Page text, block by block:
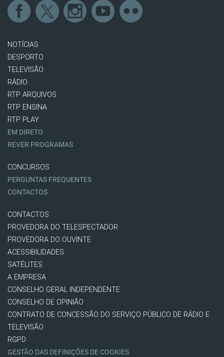
NOTÍCIAS
DESPORTO
TELEVISÃO
RÁDIO
RTP ARQUIVOS
RTP ENSINA
RTP PLAY
EM DIRETO
REVER PROGRAMAS
CONCURSOS
PERGUNTAS FREQUENTES
CONTACTOS
CONTACTOS
PROVEDORA DO TELESPECTADOR
PROVEDORA DO OUVINTE
ACESSIBILIDADES
SATÉLITES
A EMPRESA
CONSELHO GERAL INDEPENDENTE
CONSELHO DE OPINIÃO
CONTRATO DE CONCESSÃO DO SERVIÇO PÚBLICO DE RÁDIO E
TELEVISÃO
RGPD
GESTÃO DAS DEFINIÇÕES DE COOKIES